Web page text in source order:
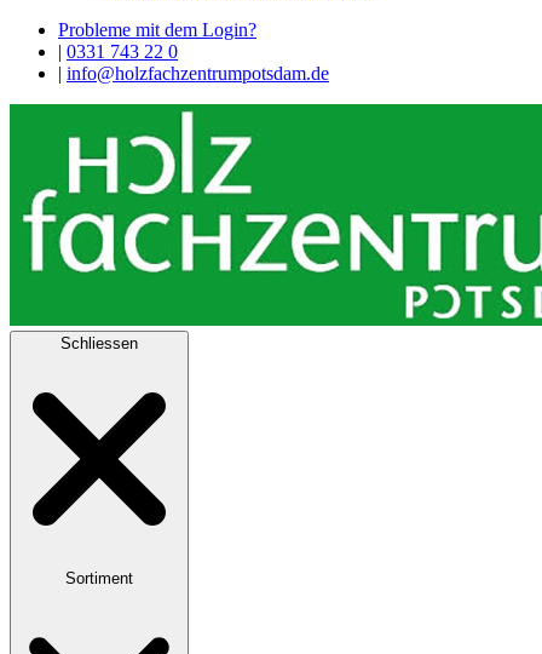
Probleme mit dem Login?
| 0331 743 22 0
| info@holzfachzentrumpotsdam.de
Schliessen
Sortiment